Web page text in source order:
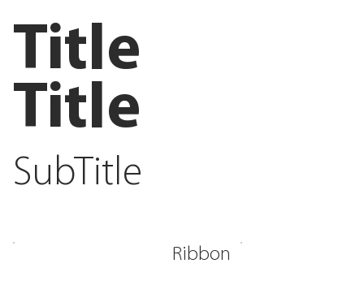
Title
Title
SubTitle
Ribbon